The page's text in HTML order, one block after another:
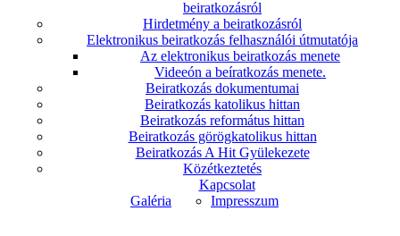
beiratkozásról
Hirdetmény a beiratkozásról
Elektronikus beiratkozás felhasználói útmutatója
Az elektronikus beiratkozás menete
Videeón a beíratkozás menete.
Beiratkozás dokumentumai
Beiratkozás katolikus hittan
Beiratkozás református hittan
Beiratkozás görögkatolikus hittan
Beiratkozás A Hit Gyülekezete
Közétkeztetés
Galéria
Kapcsolat
Impresszum